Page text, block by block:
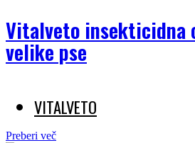
Vitalveto insekticidna
velike pse
VITALVETO
Preberi več